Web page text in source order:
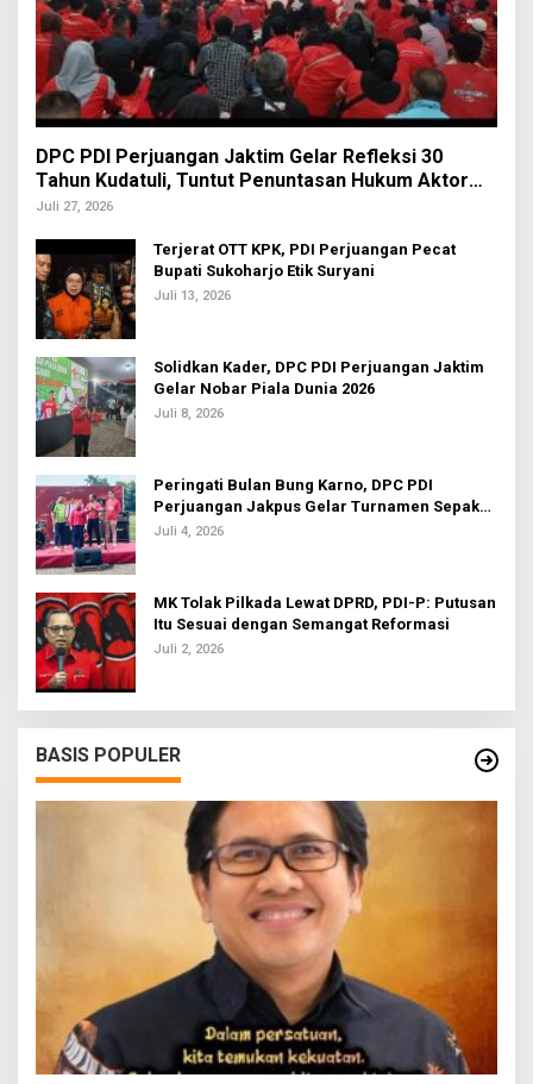
DPC PDI Perjuangan Jaktim Gelar Refleksi 30
Tahun Kudatuli, Tuntut Penuntasan Hukum Aktor
Intelektual
Juli 27, 2026
Terjerat OTT KPK, PDI Perjuangan Pecat
Bupati Sukoharjo Etik Suryani
Juli 13, 2026
Solidkan Kader, DPC PDI Perjuangan Jaktim
Gelar Nobar Piala Dunia 2026
Juli 8, 2026
Peringati Bulan Bung Karno, DPC PDI
Perjuangan Jakpus Gelar Turnamen Sepak
Bola U-20
Juli 4, 2026
MK Tolak Pilkada Lewat DPRD, PDI-P: Putusan
Itu Sesuai dengan Semangat Reformasi
Juli 2, 2026
BASIS POPULER